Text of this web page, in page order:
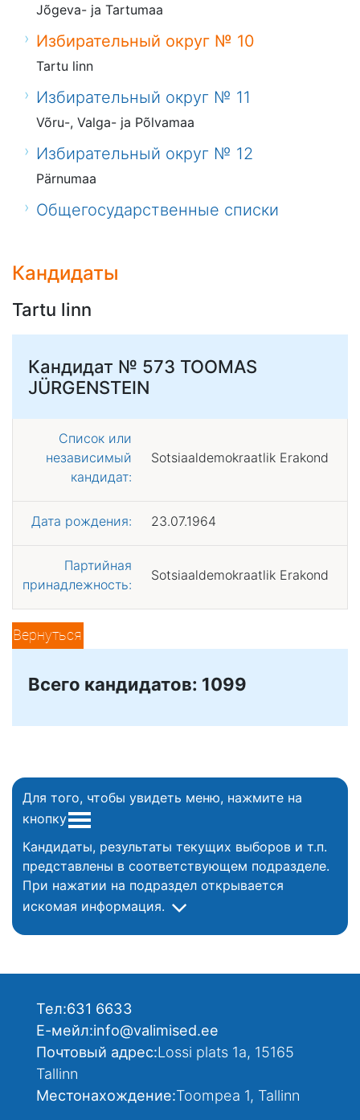
Jõgeva- ja Tartumaa
Избирательный округ № 10
Tartu linn
Избирательный округ № 11
Võru-, Valga- ja Põlvamaa
Избирательный округ № 12
Pärnumaa
Общегосударственные списки
Кандидаты
Tartu linn
Кандидат № 573 TOOMAS
JÜRGENSTEIN
Список или
независимый
кандидат:
Sotsiaaldemokraatlik Erakond
Дата рождения: 23.07.1964
Партийная
принадлежность:
Sotsiaaldemokraatlik Erakond
Вернуться
Всего кандидатов: 1099
Для того, чтобы увидеть меню, нажмите на
кнопку
Кандидаты, результаты текущих выборов и т.п.
представлены в соответствующем подразделе.
При нажатии на подраздел открывается
искомая информация.
Тел:631 6633
Е-мейл:info@valimised.ee
Почтовый адрес:Lossi plats 1a, 15165
Tallinn
Местонахождение:Toompea 1, Tallinn